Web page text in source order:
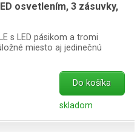
osvetlením, 3 zásuvky,
s LED pásikom a tromi
miesto aj jedinečnú
Do košíka
skladom